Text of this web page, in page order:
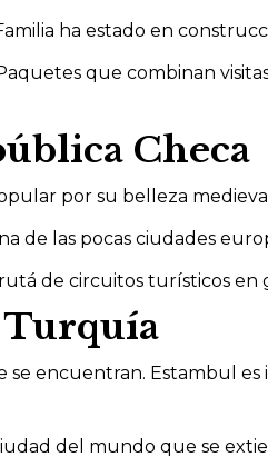
ha estado en
que combinan
Checa
por su belleza
de las pocas ciudades
de circuitos turísticos en
Turquía
encuentran. Estambul
del mundo que se